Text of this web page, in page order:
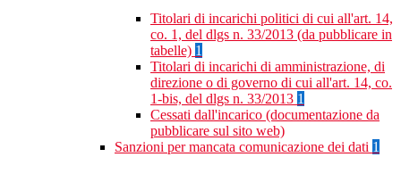
Titolari di incarichi politici di cui all'art. 14,
co. 1, del dlgs n. 33/2013 (da pubblicare in
tabelle) 1
Titolari di incarichi di amministrazione, di
direzione o di governo di cui all'art. 14, co.
1-bis, del dlgs n. 33/2013 1
Cessati dall'incarico (documentazione da
pubblicare sul sito web)
Sanzioni per mancata comunicazione dei dati 1